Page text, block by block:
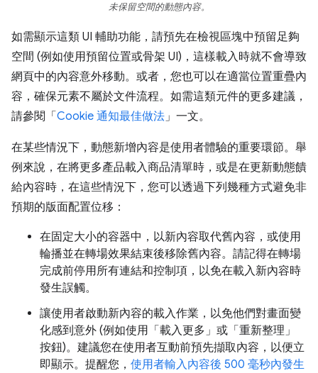
未保留空間的動態內容。
如需顯示這類 UI 輔助功能，請預先在檢視區塊中預留足夠
空間 (例如使用預留位置或骨架 UI)，這樣載入時就不會導致
網頁中的內容意外移動。或者，您也可以在適當位置重疊內
容，確保元素不屬於文件流程。如需這類元件的更多建議，
請參閱「Cookie 通知最佳做法 」一文。
在某些情況下，動態新增內容是使用者體驗的重要環節。舉
例來說，在將更多產品載入商品清單時，或是在更新動態饋
給內容時，在這些情況下，您可以透過下列幾種方式避免非
預期的版面配置位移：
在固定大小的容器中，以新內容取代舊內容，或使用
輪播並在轉場效果結束後移除舊內容。請記得在轉場
完成前停用所有連結和控制項，以免在載入新內容時
發生誤觸。
讓使用者啟動新內容的載入作業，以免他們對畫面變
化感到意外 (例如使用「載入更多」或「重新整理」
按鈕)。建議您在使用者互動前預先擷取內容，以便立
即顯示。提醒您， 使用者輸入內容後 500 毫秒內發生